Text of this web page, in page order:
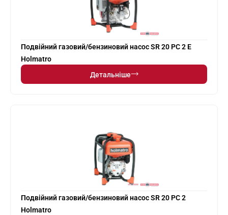
Подвійний газовий/бензиновий насос SR 20 PC 2 E
Holmatro
Детальніше
Подвійний газовий/бензиновий насос SR 20 PC 2
Holmatro